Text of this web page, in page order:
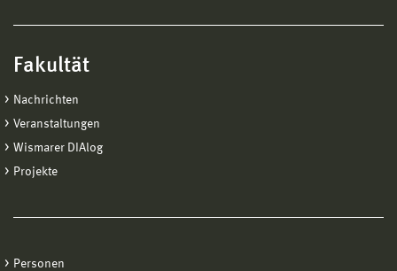
Fakultät
Nachrichten
Veranstaltungen
Wismarer DIAlog
Projekte
Personen